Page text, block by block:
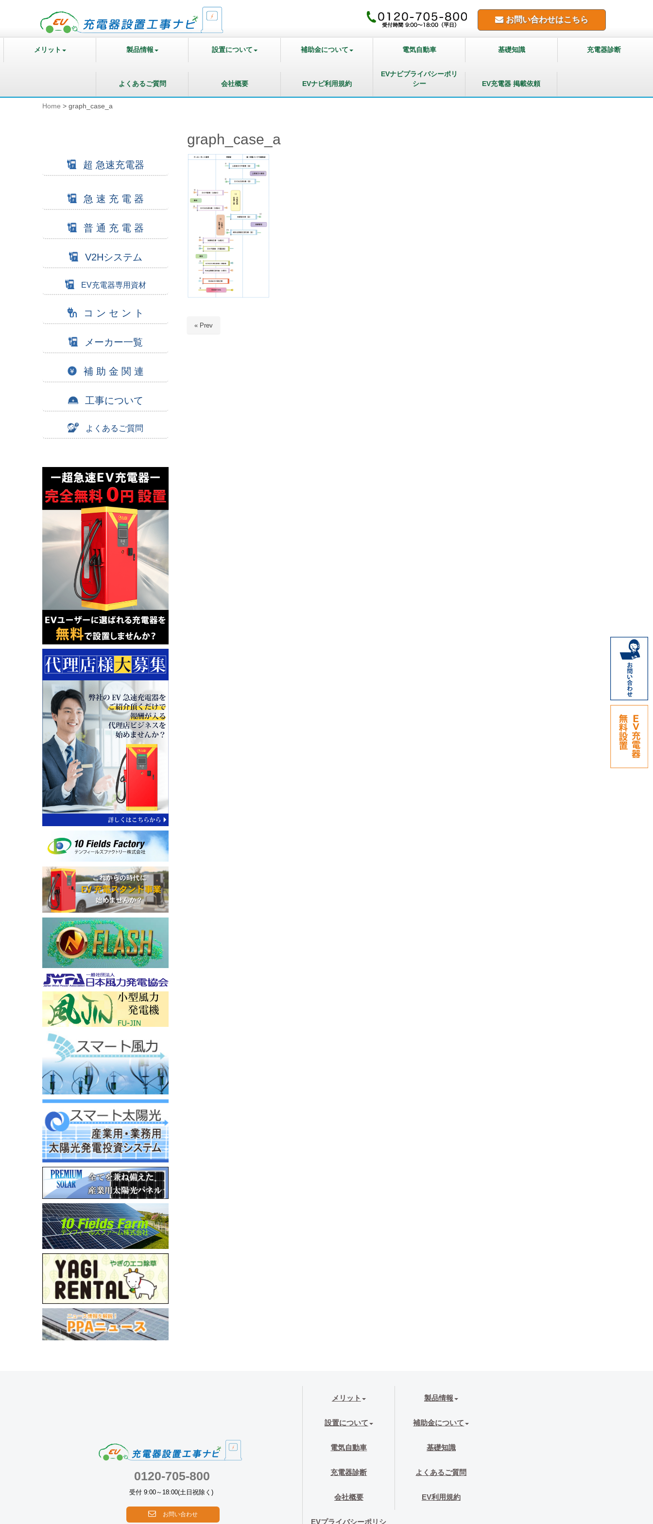
お問い合わせはこちら
メリット 製品情報 設置について 補助金について 電気自動車 基礎知識 充電器診断
よくあるご質問 会社概要 EVナビ利用規約
EVナビプライバシーポリ
シー
EV充電器 掲載依頼
Home > graph_case_a
graph_case_a
« Prev
超 急速充電器
急 速 充 電 器
普 通 充 電 器
V2Hシステム
EV充電器専用資材
コ ン セ ン ト
メーカー一覧
補 助 金 関 連
工事について
よくあるご質問
0120-705-800
受付 9:00～18:00(土日祝除く)
お問い合わせ
メリット 製品情報
設置について 補助金について
電気自動車 基礎知識
充電器診断 よくあるご質問
会社概要 EV利用規約
EVプライバシーポリシ